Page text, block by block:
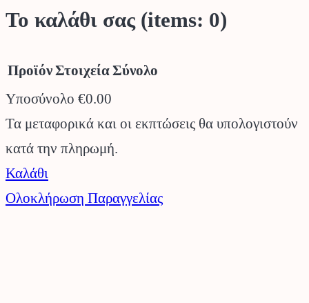
Το καλάθι σας (items: 0)
Προϊόντα
στο
καλάθι
ΠροϊόνΣτοιχείαΣύνολο
Υποσύνολο €0.00
Τα μεταφορικά και οι εκπτώσεις θα υπολογιστούν
κατά την πληρωμή.
Καλάθι
Ολοκλήρωση Παραγγελίας